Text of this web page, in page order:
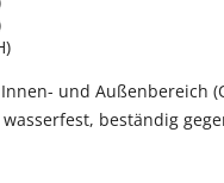
und Außenbereich
beständig